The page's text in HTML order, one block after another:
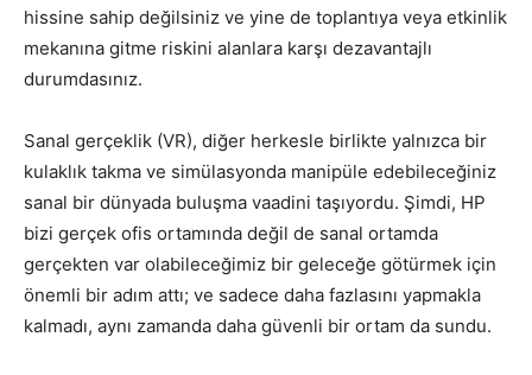
hissine sahip değilsiniz ve yine de toplantıya veya etkinlik
mekanına gitme riskini alanlara karşı dezavantajlı
durumdasınız.
Sanal gerçeklik (VR), diğer herkesle birlikte yalnızca bir
kulaklık takma ve simülasyonda manipüle edebileceğiniz
sanal bir dünyada buluşma vaadini taşıyordu. Şimdi, HP
bizi gerçek ofis ortamında değil de sanal ortamda
gerçekten var olabileceğimiz bir geleceğe götürmek için
önemli bir adım attı; ve sadece daha fazlasını yapmakla
kalmadı, aynı zamanda daha güvenli bir ortam da sundu.